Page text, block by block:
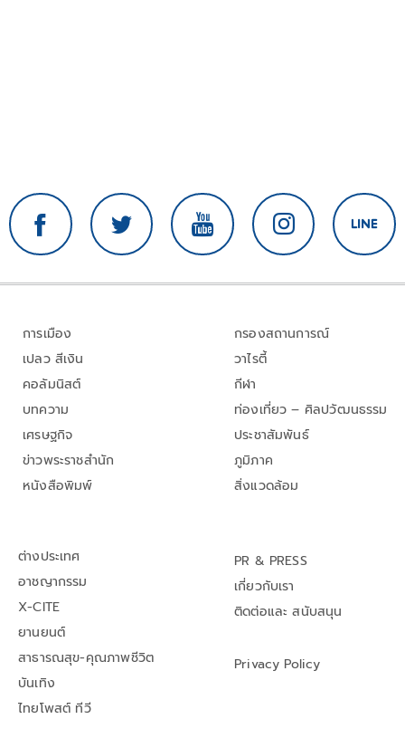
การเมือง
เปลว สีเงิน
คอลัมนิสต์
บทความ
เศรษฐกิจ
ข่าวพระราชสำนัก
หนังสือพิมพ์
กรองสถานการณ์
วาไรตี้
กีฬา
ท่องเที่ยว – ศิลปวัฒนธรรม
ประชาสัมพันธ์
ภูมิภาค
สิ่งแวดล้อม
ต่างประเทศ
อาชญากรรม
X-CITE
ยานยนต์
สาธารณสุข-คุณภาพชีวิต
บันเทิง
ไทยโพสต์ ทีวี
PR & PRESS
เกี่ยวกับเรา
ติดต่อและ สนับสนุน
Privacy Policy